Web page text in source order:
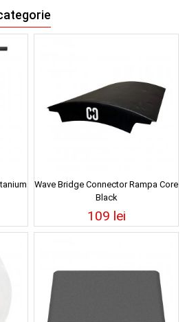
Wave Bridge Connector Rampa Core
Black
109 lei